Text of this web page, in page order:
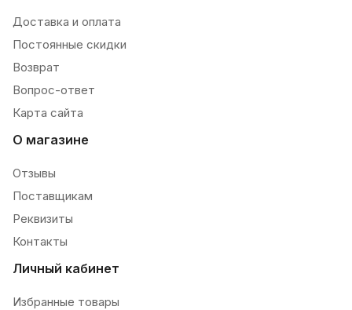
Доставка и оплата
Постоянные скидки
Возврат
Вопрос-ответ
Карта сайта
О магазине
Отзывы
Поставщикам
Реквизиты
Контакты
Личный кабинет
Избранные товары